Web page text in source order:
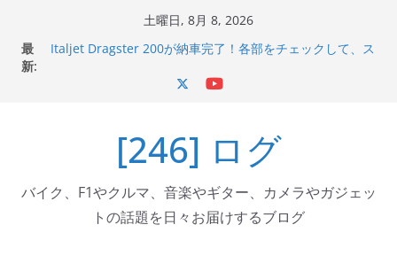
土曜日, 8月 8, 2026
最
新:
Italjet Dragster 200が納車完了！各部をチェックして、ス
器エフェクターが返礼品でもらえる！
Italjet Dragster 200のフロントISSサスの動きが判ったら
コーナリングが楽しくなった
[246] ログ
バイク、F1やクルマ、音楽やギター、カメラやガジェッ
トの話題を日々お届けするブログ